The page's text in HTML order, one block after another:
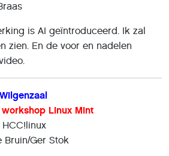
is AI geïntroduceerd. Ik zal
zien. En de voor en nadelen
Linux Mint
Bruin/Ger Stok